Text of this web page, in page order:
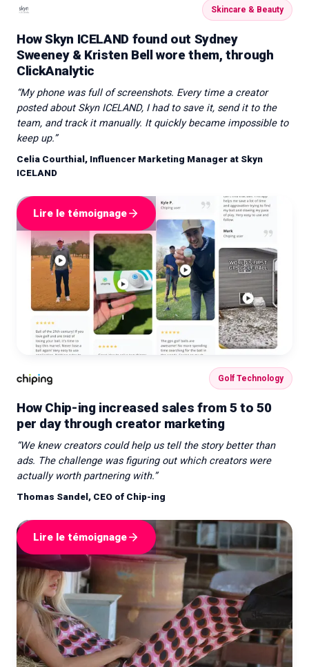
Skincare & Beauty
How Skyn ICELAND found out Sydney
Sweeney & Kristen Bell wore them, through
ClickAnalytic
“My phone was full of screenshots. Every time a creator
posted about Skyn ICELAND, I had to save it, send it to the
team, and track it manually. It quickly became impossible to
keep up.”
Celia Courthial, Influencer Marketing Manager at Skyn
ICELAND
Lire le témoignage
Golf Technology
How Chip-ing increased sales from 5 to 50
per day through creator marketing
“We knew creators could help us tell the story better than
ads. The challenge was figuring out which creators were
actually worth partnering with.”
Thomas Sandel, CEO of Chip-ing
Lire le témoignage